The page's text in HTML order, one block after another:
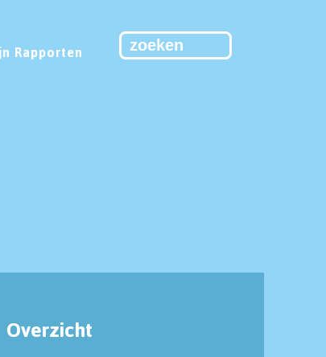
Rapporten
Overzicht